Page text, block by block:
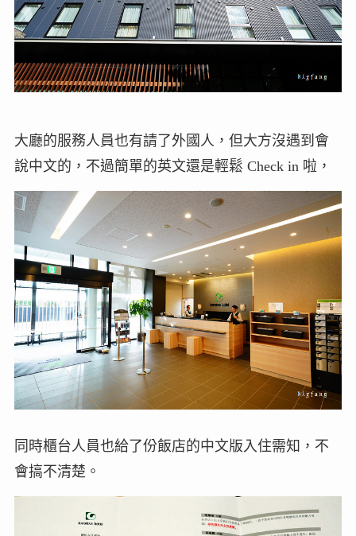
大廳的服務人員也有請了外國人，但大方沒遇到會
說中文的，不過簡單的英文還是輕鬆 Check in 啦，
同時櫃台人員也給了份飯店的中文版入住需知，不
會搞不清楚。